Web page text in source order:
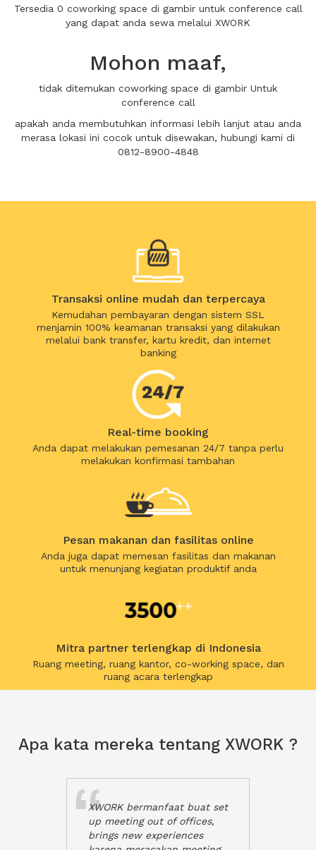
Tersedia 0 coworking space di gambir untuk conference call
yang dapat anda sewa melalui XWORK
Mohon maaf,
tidak ditemukan coworking space di gambir Untuk
conference call
apakah anda membutuhkan informasi lebih lanjut atau anda
merasa lokasi ini cocok untuk disewakan, hubungi kami di
0812-8900-4848
Transaksi online mudah dan terpercaya
Kemudahan pembayaran dengan sistem SSL
menjamin 100% keamanan transaksi yang dilakukan
melalui bank transfer, kartu kredit, dan internet
banking
Real-time booking
Anda dapat melakukan pemesanan 24/7 tanpa perlu
melakukan konfirmasi tambahan
Pesan makanan dan fasilitas online
Anda juga dapat memesan fasilitas dan makanan
untuk menunjang kegiatan produktif anda
Mitra partner terlengkap di Indonesia
Ruang meeting, ruang kantor, co-working space, dan
ruang acara terlengkap
Apa kata mereka tentang XWORK ?
XWORK bermanfaat buat set
up meeting out of offices,
brings new experiences